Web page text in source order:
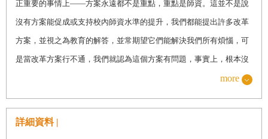
正重要的事情上——方案永遠都不是重點，重點是師資。這並不是說
沒有方案能促成或支持校內師資水準的提升，我們都能提出許多改革
方案，並視之為教育的解答，並常期望它們能解決我們所有煩惱，可
是當改革方案行不通，我們就認為這個方案有問題，事實上，根本沒
有任何方案本身就能促成進步。相信我，如果真有這種方案，現在早
more
詳細資料 |